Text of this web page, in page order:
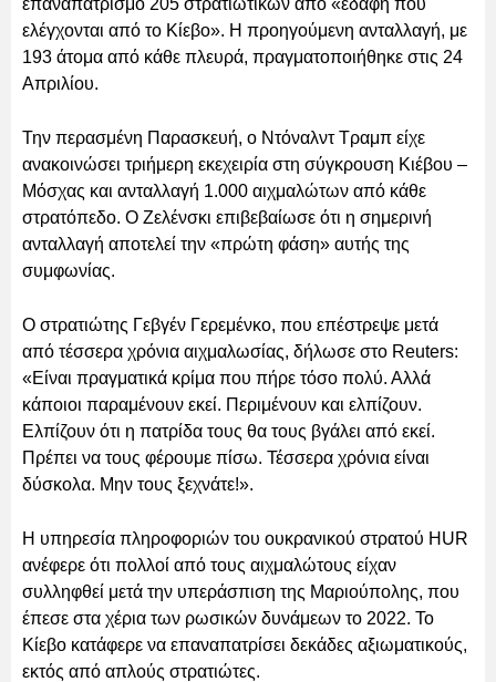
ελέγχονται από το Κίεβο». Η προηγούμενη ανταλλαγή, με
193 άτομα από κάθε πλευρά, πραγματοποιήθηκε στις 24
Απριλίου.
Την περασμένη Παρασκευή, ο Ντόναλντ Τραμπ είχε
ανακοινώσει τριήμερη εκεχειρία στη σύγκρουση Κιέβου –
Μόσχας και ανταλλαγή 1.000 αιχμαλώτων από κάθε
στρατόπεδο. Ο Ζελένσκι επιβεβαίωσε ότι η σημερινή
ανταλλαγή αποτελεί την «πρώτη φάση» αυτής της
συμφωνίας.
Ο στρατιώτης Γεβγέν Γερεμένκο, που επέστρεψε μετά
από τέσσερα χρόνια αιχμαλωσίας, δήλωσε στο Reuters:
«Είναι πραγματικά κρίμα που πήρε τόσο πολύ. Αλλά
κάποιοι παραμένουν εκεί. Περιμένουν και ελπίζουν.
Ελπίζουν ότι η πατρίδα τους θα τους βγάλει από εκεί.
Πρέπει να τους φέρουμε πίσω. Τέσσερα χρόνια είναι
δύσκολα. Μην τους ξεχνάτε!».
Η υπηρεσία πληροφοριών του ουκρανικού στρατού HUR
ανέφερε ότι πολλοί από τους αιχμαλώτους είχαν
συλληφθεί μετά την υπεράσπιση της Μαριούπολης, που
έπεσε στα χέρια των ρωσικών δυνάμεων το 2022. Το
Κίεβο κατάφερε να επαναπατρίσει δεκάδες αξιωματικούς,
εκτός από απλούς στρατιώτες.